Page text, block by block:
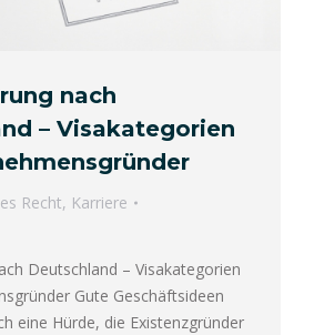
nach
– Visakategorien
Recht, Karriere
Deutschland – Visakategorien
Gute Geschäftsideen
eine Hürde, die Existenzgründer